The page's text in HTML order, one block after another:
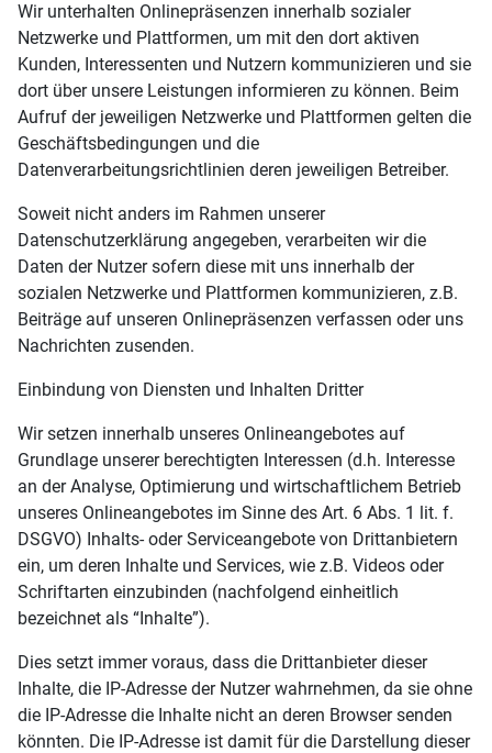
Wir unterhalten Onlinepräsenzen innerhalb sozialer
Netzwerke und Plattformen, um mit den dort aktiven
Kunden, Interessenten und Nutzern kommunizieren und sie
dort über unsere Leistungen informieren zu können. Beim
Aufruf der jeweiligen Netzwerke und Plattformen gelten die
Geschäftsbedingungen und die
Datenverarbeitungsrichtlinien deren jeweiligen Betreiber.
Soweit nicht anders im Rahmen unserer
Datenschutzerklärung angegeben, verarbeiten wir die
Daten der Nutzer sofern diese mit uns innerhalb der
sozialen Netzwerke und Plattformen kommunizieren, z.B.
Beiträge auf unseren Onlinepräsenzen verfassen oder uns
Nachrichten zusenden.
Einbindung von Diensten und Inhalten Dritter
Wir setzen innerhalb unseres Onlineangebotes auf
Grundlage unserer berechtigten Interessen (d.h. Interesse
an der Analyse, Optimierung und wirtschaftlichem Betrieb
unseres Onlineangebotes im Sinne des Art. 6 Abs. 1 lit. f.
DSGVO) Inhalts- oder Serviceangebote von Drittanbietern
ein, um deren Inhalte und Services, wie z.B. Videos oder
Schriftarten einzubinden (nachfolgend einheitlich
bezeichnet als “Inhalte”).
Dies setzt immer voraus, dass die Drittanbieter dieser
Inhalte, die IP-Adresse der Nutzer wahrnehmen, da sie ohne
die IP-Adresse die Inhalte nicht an deren Browser senden
könnten. Die IP-Adresse ist damit für die Darstellung dieser